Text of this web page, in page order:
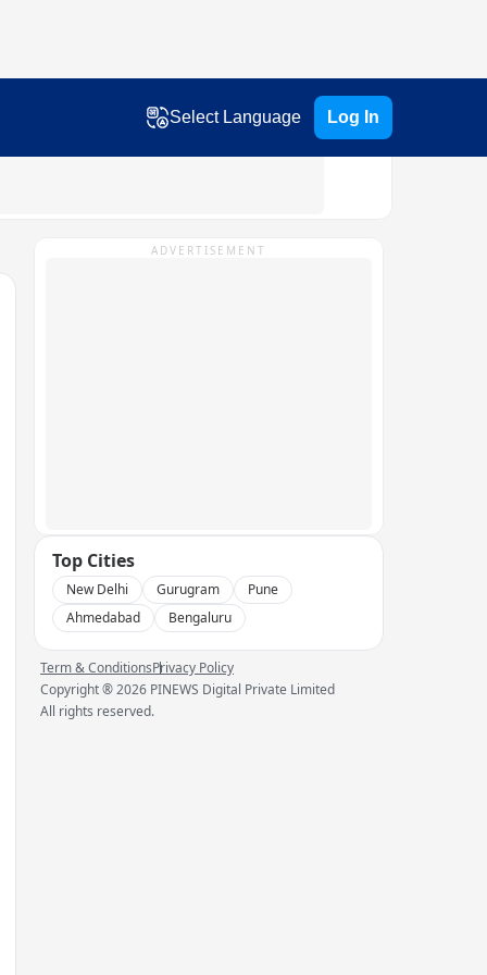
Select Language Log In
ADVERTISEMENT
Top Cities
New Delhi Gurugram
Pune
Ahmedabad
Bengaluru
Term & ConditionsPrivacy Policy
Copyright ®2026 PINEWS Digital Private Limited
All rights reserved.